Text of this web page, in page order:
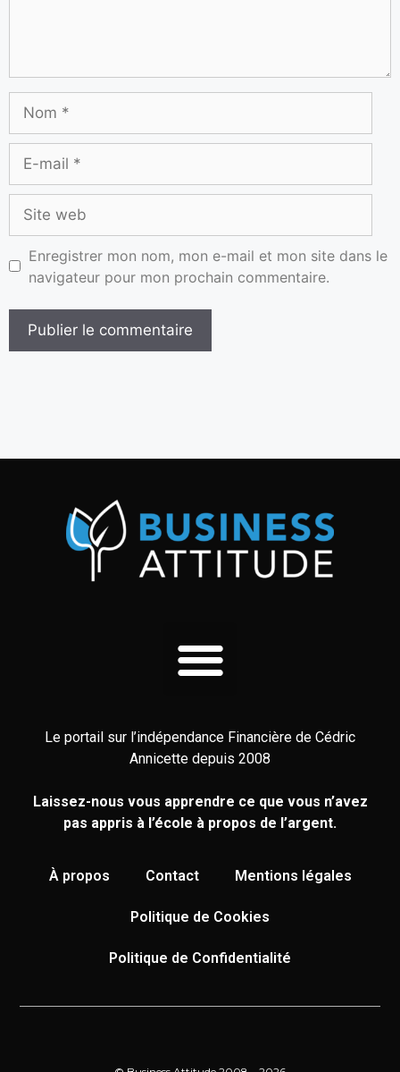
Enregistrer mon nom, mon e-mail et mon site dans le
navigateur pour mon prochain commentaire.
Le portail sur l’indépendance Financière de Cédric
Annicette depuis 2008
Laissez-nous vous apprendre ce que vous n’avez
pas appris à l’école à propos de l’argent.
À propos Contact Mentions légales
Politique de Cookies
Politique de Confidentialité